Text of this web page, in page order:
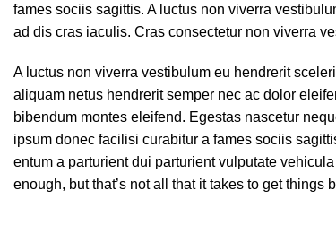
fames sociis sagittis. A luctus non viverra
ad dis cras iaculis. Cras consectetur non viverra
A luctus non viverra vestibulum eu hendrerit
aliquam netus hendrerit semper nec ac dolor
bibendum montes eleifend. Egestas nascetur
ipsum donec facilisi curabitur a fames sociis
entum a parturient dui parturient vulputate
enough, but that’s not all that it takes to get things